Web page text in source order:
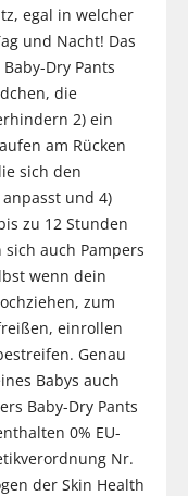
egal in welcher
und Nacht! Das
Dry Pants
die
2) ein
am Rücken
sich den
und 4)
zu 12 Stunden
auch Pampers
wenn dein
zum
einrollen
Genau
Babys auch
Baby-Dry Pants
0% EU-
Nr.
der Skin Health